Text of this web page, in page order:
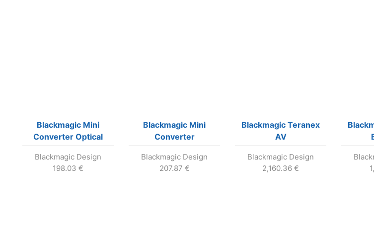
Blackmagic Mini
Converter Optical
Blackmagic Design
198.03 €
Blackmagic Mini
Converter
Blackmagic Design
207.87 €
Blackmagic Teranex
AV
Blackmagic Design
2,160.36 €